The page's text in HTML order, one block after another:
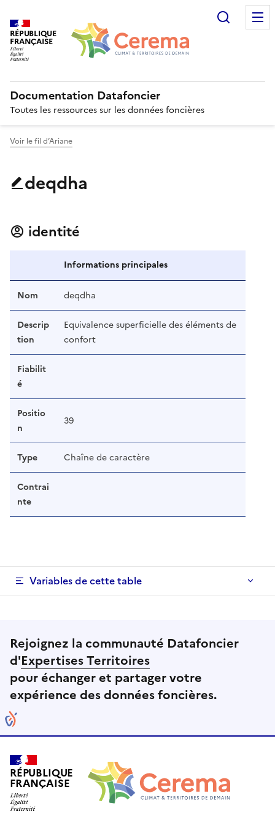
RÉPUBLIQUE
FRANÇAISE
Documentation Datafoncier
Toutes les ressources sur les données foncières
Voir le fil d’Ariane
deqdha
identité
Informations principales
Nom deqdha
Descrip
tion
Equivalence superficielle des éléments de
confort
Fiabilit
é
Positio
n
39
Type Chaîne de caractère
Contrai
nte
Variables de cette table
Rejoignez la communauté Datafoncier
d'Expertises Territoires
pour échanger et partager votre
expérience des données foncières.
RÉPUBLIQUE
FRANÇAISE